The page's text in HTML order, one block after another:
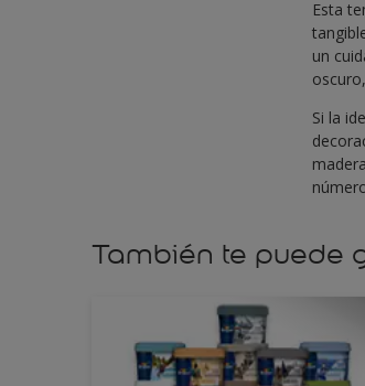
Esta
un
Si la
También te puede